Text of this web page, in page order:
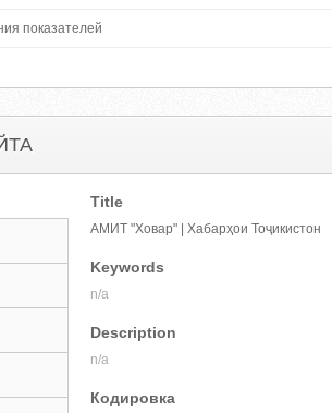
показателей
Title
АМИТ "Ховар" | Хабарҳои Тоҷикистон
Keywords
n/a
Description
n/a
Кодировка